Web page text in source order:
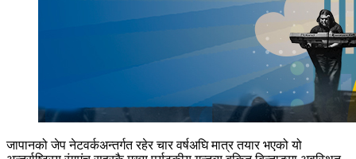
जापानको जेप नेटवर्कअन्तर्गत रहेर चार वर्षअघि मात्र तयार भएको यो